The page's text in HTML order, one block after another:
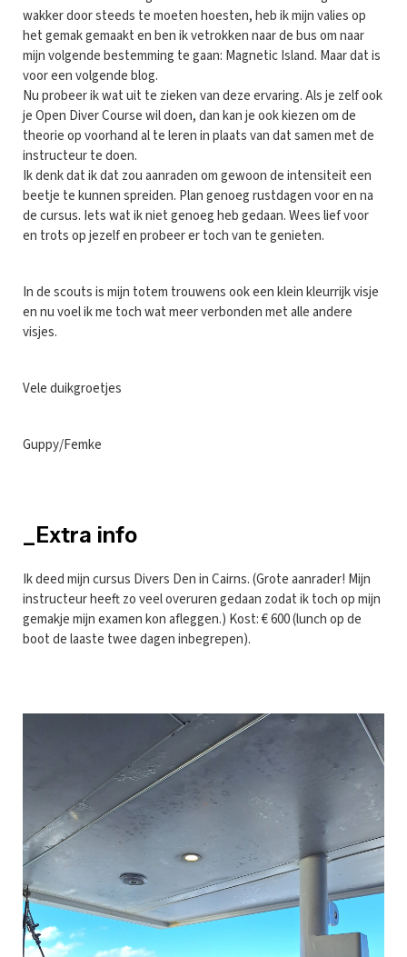
wakker door steeds te moeten hoesten, heb ik mijn valies op
het gemak gemaakt en ben ik vetrokken naar de bus om naar
mijn volgende bestemming te gaan: Magnetic Island. Maar dat is
voor een volgende blog.
Nu probeer ik wat uit te zieken van deze ervaring. Als je zelf ook
je Open Diver Course wil doen, dan kan je ook kiezen om de
theorie op voorhand al te leren in plaats van dat samen met de
instructeur te doen.
Ik denk dat ik dat zou aanraden om gewoon de intensiteit een
beetje te kunnen spreiden. Plan genoeg rustdagen voor en na
de cursus. Iets wat ik niet genoeg heb gedaan. Wees lief voor
en trots op jezelf en probeer er toch van te genieten.
In de scouts is mijn totem trouwens ook een klein kleurrijk visje
en nu voel ik me toch wat meer verbonden met alle andere
visjes.
Vele duikgroetjes
Guppy/Femke
_Extra info
Ik deed mijn cursus Divers Den in Cairns. (Grote aanrader! Mijn
instructeur heeft zo veel overuren gedaan zodat ik toch op mijn
gemakje mijn examen kon afleggen.) Kost: € 600 (lunch op de
boot de laaste twee dagen inbegrepen).